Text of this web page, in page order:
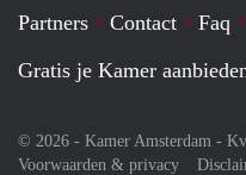
Partners Contact Faq
Gratis je Kamer
© 2026 - Kamer Amsterdam -
Voorwaarden & privacy